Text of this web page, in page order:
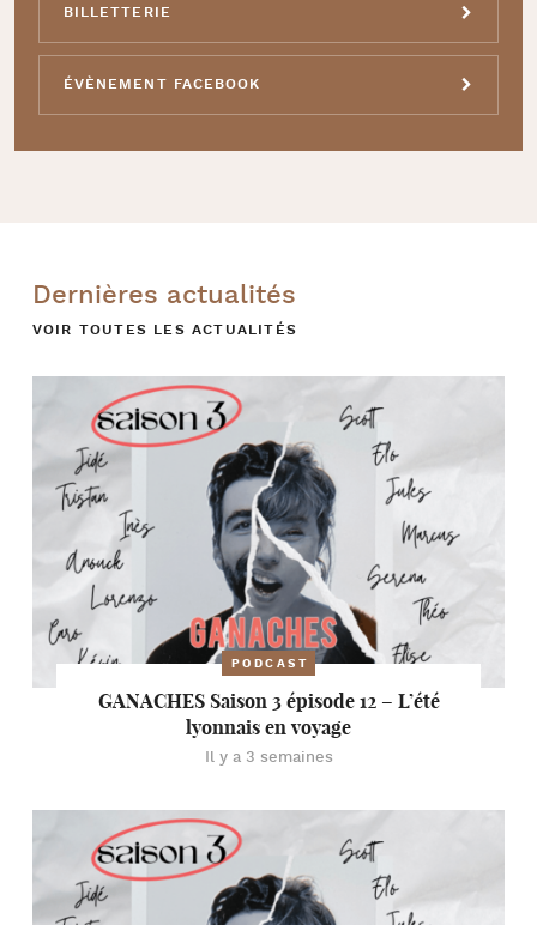
BILLETTERIE
ÉVÈNEMENT FACEBOOK
Dernières actualités
VOIR TOUTES LES ACTUALITÉS
PODCAST
GANACHES Saison 3 épisode 12 – L’été
lyonnais en voyage
Il y a 3 semaines